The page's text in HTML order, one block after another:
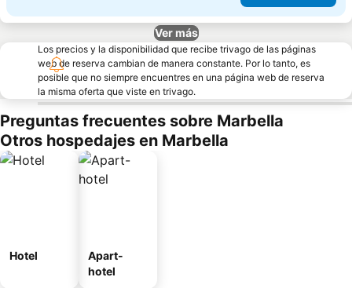
Ver más
Los precios y la disponibilidad que recibe trivago de las páginas
web de reserva cambian de manera constante. Por lo tanto, es
posible que no siempre encuentres en una página web de reserva
la misma oferta que viste en trivago.
Preguntas frecuentes sobre Marbella
Otros hospedajes en Marbella
Hotel
Apart-
hotel